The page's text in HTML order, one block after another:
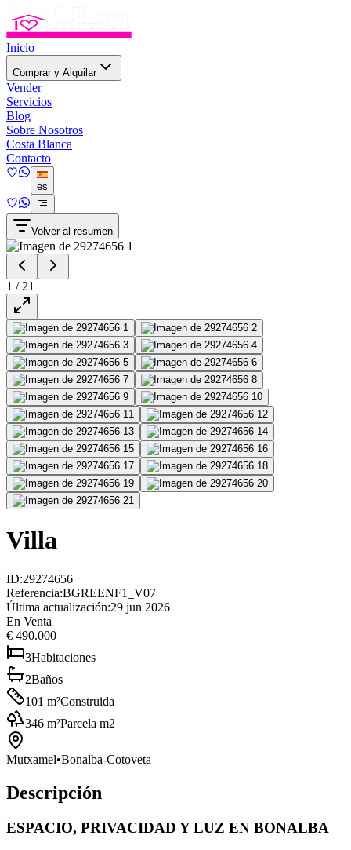
Inicio
Comprar y Alquilar
Vender
Servicios
Blog
Sobre Nosotros
Costa Blanca
Contacto
es
Volver al resumen
1 / 21
Villa
ID:29274656
Referencia:BGREENF1_V07
Última actualización:29 jun 2026
En Venta
€ 490.000
3Habitaciones
2Baños
101 m²Construida
346 m²Parcela m2
Mutxamel•Bonalba-Cotoveta
Descripción
ESPACIO, PRIVACIDAD Y LUZ EN BONALBA